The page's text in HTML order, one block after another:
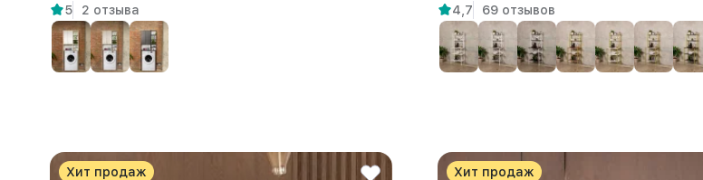
5 2 отзыва 4,7 69 отзывов
Хит продаж Хит продаж